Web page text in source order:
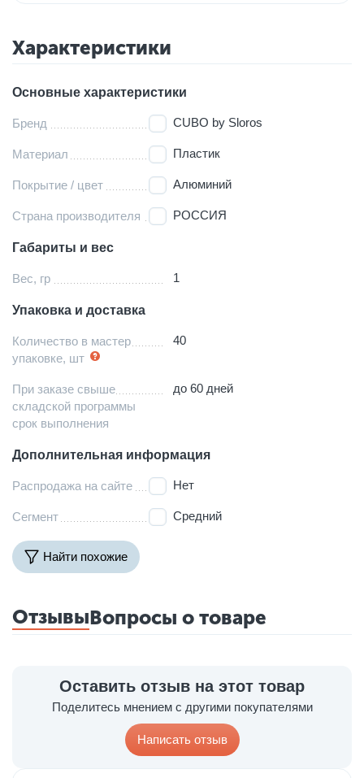
Характеристики
Основные характеристики
Бренд CUBO by Sloros
Материал Пластик
Покрытие / цвет Алюминий
Страна производителя РОССИЯ
Габариты и вес
Вес, гр 1
Упаковка и доставка
Количество в мастер
упаковке, шт
40
При заказе свыше
складской программы
срок выполнения
до 60 дней
Дополнительная информация
Распродажа на сайте Нет
Сегмент Средний
Найти похожие
ОтзывыВопросы о товаре
Оставить отзыв на этот товар
Поделитесь мнением с другими покупателями
Написать отзыв